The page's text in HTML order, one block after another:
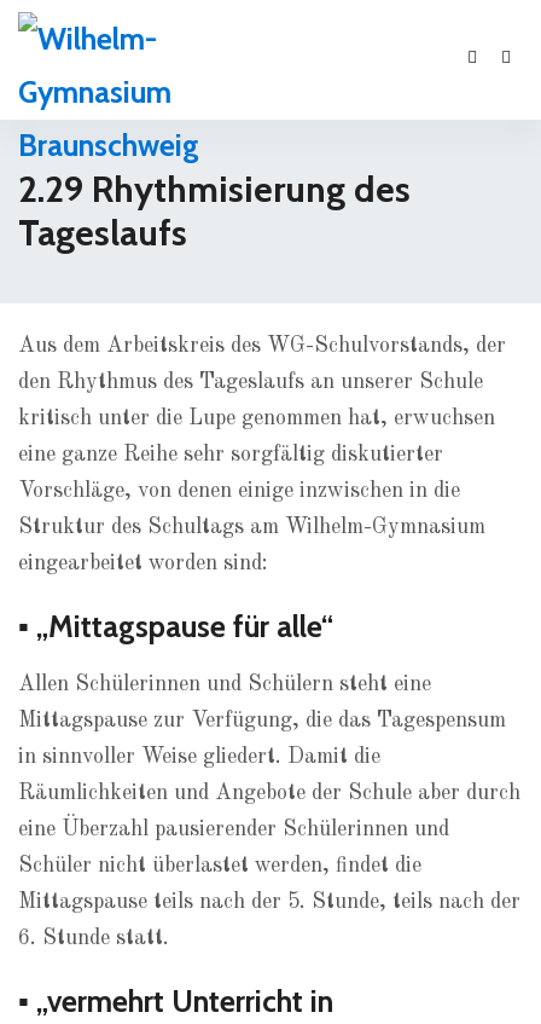
2.29 Rhythmisierung des
Tageslaufs
Aus dem Arbeitskreis des WG-Schulvorstands, der
den Rhythmus des Tageslaufs an unserer Schule
kritisch unter die Lupe genommen hat, erwuchsen
eine ganze Reihe sehr sorgfältig diskutierter
Vorschläge, von denen einige inzwischen in die
Struktur des Schultags am Wilhelm-Gymnasium
eingearbeitet worden sind:
▪ „Mittagspause für alle“
Allen Schülerinnen und Schülern steht eine
Mittagspause zur Verfügung, die das Tagespensum
in sinnvoller Weise gliedert. Damit die
Räumlichkeiten und Angebote der Schule aber durch
eine Überzahl pausierender Schülerinnen und
Schüler nicht überlastet werden, findet die
Mittagspause teils nach der 5. Stunde, teils nach der
6. Stunde statt.
▪ „vermehrt Unterricht in